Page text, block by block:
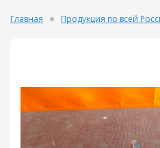
Главная Продукция по всей